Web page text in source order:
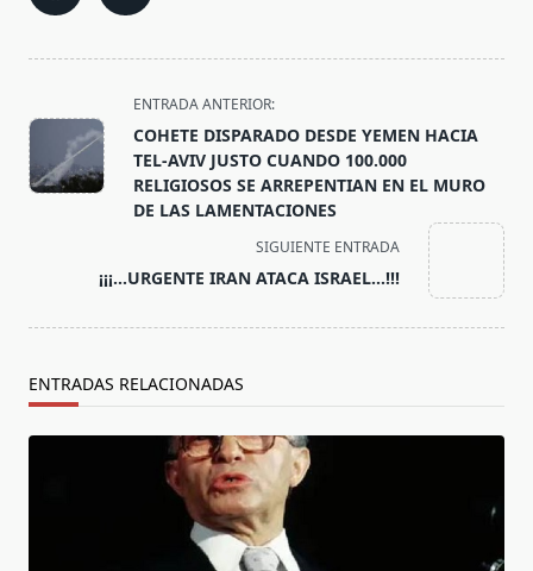
class="nav-
subtitle
screen-
ENTRADA ANTERIOR:
COHETE DISPARADO DESDE YEMEN HACIA
TEL-AVIV JUSTO CUANDO 100.000
RELIGIOSOS SE ARREPENTIAN EN EL MURO
DE LAS LAMENTACIONES
SIGUIENTE ENTRADA
¡¡¡…URGENTE IRAN ATACA ISRAEL…!!!
ENTRADAS RELACIONADAS